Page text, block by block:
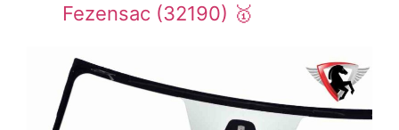
Fezensac (32190) 🥇